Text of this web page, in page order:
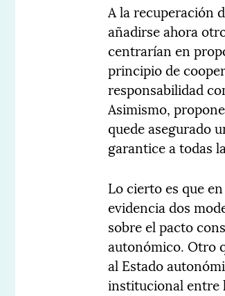
A la recuperación
añadirse ahora
centrarían en
principio de
responsabilidad
Asimismo,
quede asegurado
garantice a todas
Lo cierto es que
evidencia dos
sobre el pacto
autonómico. Otro
al Estado
institucional entre